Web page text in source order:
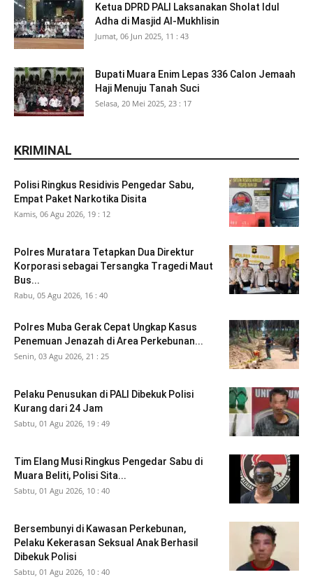
Ketua DPRD PALI Laksanakan Sholat Idul
Adha di Masjid Al-Mukhlisin
Jumat, 06 Jun 2025, 11 : 43
Bupati Muara Enim Lepas 336 Calon Jemaah
Haji Menuju Tanah Suci
Selasa, 20 Mei 2025, 23 : 17
KRIMINAL
Polisi Ringkus Residivis Pengedar Sabu,
Empat Paket Narkotika Disita
Kamis, 06 Agu 2026, 19 : 12
Polres Muratara Tetapkan Dua Direktur
Korporasi sebagai Tersangka Tragedi Maut
Bus...
Rabu, 05 Agu 2026, 16 : 40
Polres Muba Gerak Cepat Ungkap Kasus
Penemuan Jenazah di Area Perkebunan...
Senin, 03 Agu 2026, 21 : 25
Pelaku Penusukan di PALI Dibekuk Polisi
Kurang dari 24 Jam
Sabtu, 01 Agu 2026, 19 : 49
Tim Elang Musi Ringkus Pengedar Sabu di
Muara Beliti, Polisi Sita...
Sabtu, 01 Agu 2026, 10 : 40
Bersembunyi di Kawasan Perkebunan,
Pelaku Kekerasan Seksual Anak Berhasil
Dibekuk Polisi
Sabtu, 01 Agu 2026, 10 : 40